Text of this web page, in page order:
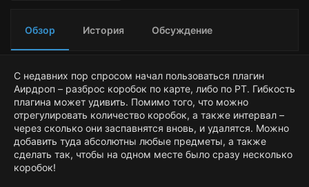
р
с
а
н
и
я
Обзор История Обсуждение
С недавних пор спросом начал пользоваться плагин
Аирдроп – разброс коробок по карте, либо по РТ. Гибкость
плагина может удивить. Помимо того, что можно
отрегулировать количество коробок, а также интервал –
через сколько они заспавнятся вновь, и удалятся. Можно
добавить туда абсолютны любые предметы, а также
сделать так, чтобы на одном месте было сразу несколько
коробок!